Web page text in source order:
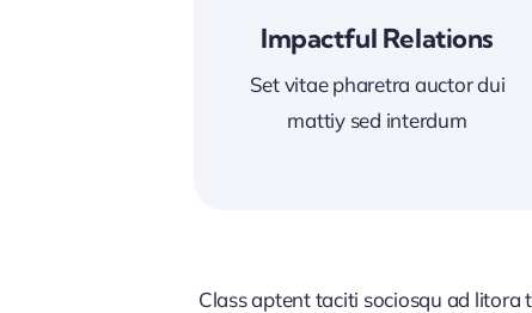
Impactful Relations
Set vitae pharetra auctor dui
mattiy sed interdum
Class aptent taciti sociosqu ad litora